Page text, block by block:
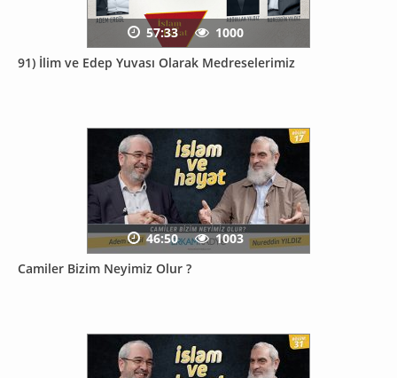
91) İlim ve Edep Yuvası Olarak Medreselerimiz
57:33 1000
Camiler Bizim Neyimiz Olur ?
46:50 1003